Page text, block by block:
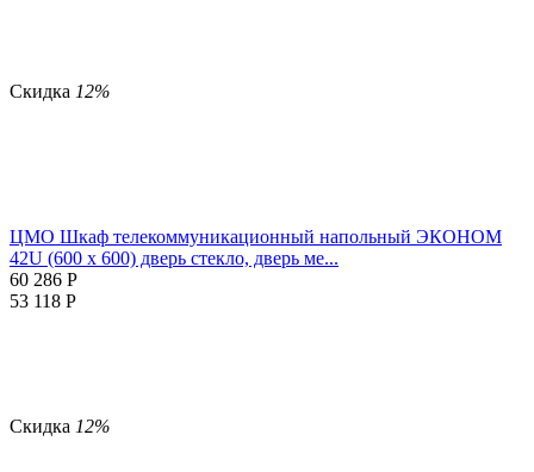
Скидка 12%
ЦМО Шкаф телекоммуникационный напольный ЭКОНОМ
42U (600 х 600) дверь стекло, дверь ме...
60 286 Р
53 118 Р
Скидка 12%